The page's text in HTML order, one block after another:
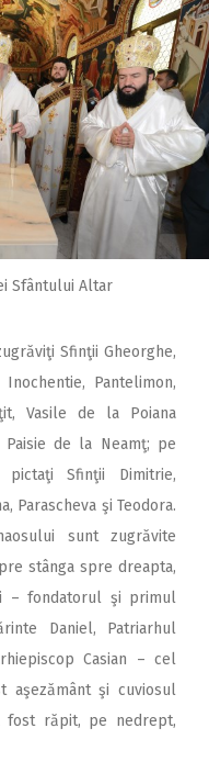
Sfântului Altar
Sfinţii Gheorghe,
Pantelimon,
Vasile de la Poiana
de la Neamţ; pe
Sfinţii Dimitrie,
Parascheva şi Teodora.
sunt zugrăvite
stânga spre dreapta,
– fondatorul şi primul
Daniel, Patriarhul
Casian – cel
aşezământ şi cuviosul
fost răpit, pe nedrept,